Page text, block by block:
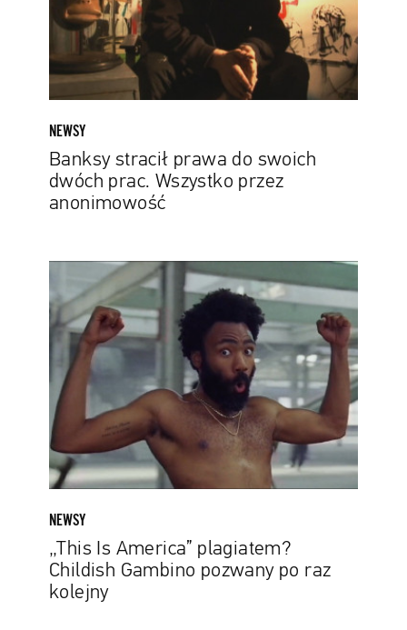
prac.
Wszystko
przez
anonimowość
NEWSY
Banksy stracił prawa do swoich
dwóch prac. Wszystko przez
anonimowość
„This
America”
plagiatem?
Childish
Gambino
pozwany
po
raz
kolejny
NEWSY
„This Is America” plagiatem?
Childish Gambino pozwany po raz
kolejny